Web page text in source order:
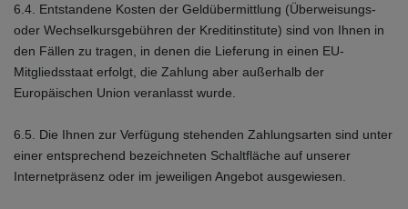
6.4. Entstandene Kosten der Geldübermittlung (Überweisungs-
oder Wechselkursgebühren der Kreditinstitute) sind von Ihnen in
den Fällen zu tragen, in denen die Lieferung in einen EU-
Mitgliedsstaat erfolgt, die Zahlung aber außerhalb der
Europäischen Union veranlasst wurde.
6.5. Die Ihnen zur Verfügung stehenden Zahlungsarten sind unter
einer entsprechend bezeichneten Schaltfläche auf unserer
Internetpräsenz oder im jeweiligen Angebot ausgewiesen.